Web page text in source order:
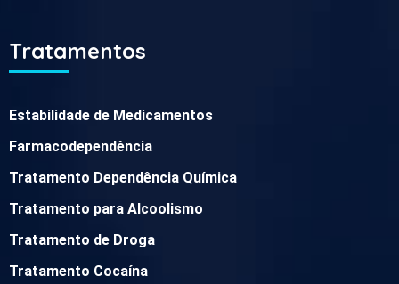
Tratamentos
Estabilidade de Medicamentos
Farmacodependência
Tratamento Dependência Química
Tratamento para Alcoolismo
Tratamento de Droga
Tratamento Cocaína